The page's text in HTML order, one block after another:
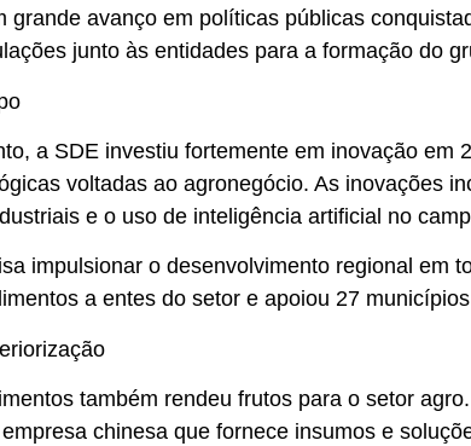
grande avanço em políticas públicas
junto às entidades para a formação do
a SDE investiu fortemente em inovação
voltadas ao agronegócio. As inovações
e o uso de inteligência artificial no
impulsionar o desenvolvimento regional
a entes do setor e apoiou 27
também rendeu frutos para o setor
chinesa que fornece insumos e